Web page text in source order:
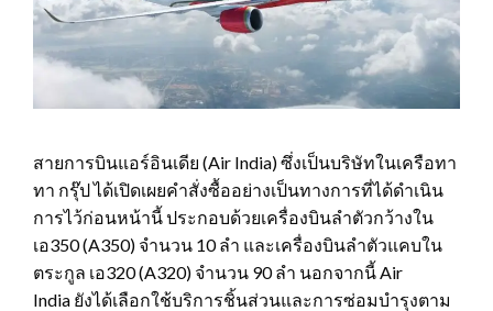
สายการบินแอร์อินเดีย (Air India) ซึ่งเป็นบริษัทในเครือทา
ทา กรุ๊ป ได้เปิดเผยคำสั่งซื้ออย่างเป็นทางการที่ได้ดำเนิน
การไว้ก่อนหน้านี้ ประกอบด้วยเครื่องบินลำตัวกว้างใน
เอ350 (A350) จำนวน 10 ลำ และเครื่องบินลำตัวแคบใน
ตระกูล เอ320 (A320) จำนวน 90 ลำ นอกจากนี้ Air
India ยังได้เลือกใช้บริการชิ้นส่วนและการซ่อมบำรุงตาม